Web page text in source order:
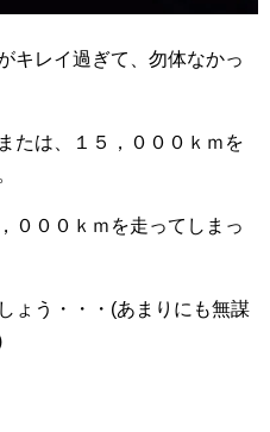
キレイ過ぎて、勿体なかっ
たは、１５，０００ｋｍを
０００ｋｍを走ってしまっ
ょう・・・(あまりにも無謀